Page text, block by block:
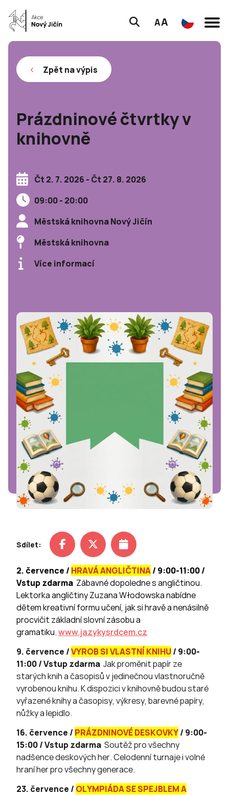
AA
Zpět na výpis
Prázdninové čtvrtky v
knihovně
Čt 2. 7. 2026 - Čt 27. 8. 2026
09:00 - 20:00
Městská knihovna Nový Jičín
Městská knihovna
Více informací
Sdílet:
2. července / HRAVÁ ANGLIČTINA/ 9:00-11:00 /
Vstup zdarma Zábavné dopoledne s angličtinou.
Lektorka angličtiny Zuzana Włodowska nabídne
dětem kreativní formu učení, jak si hravě a nenásilně
procvičit základní slovní zásobu a
gramatiku.www.jazykysrdcem.cz
9. července /VYROB SI VLASTNÍ KNIHU/ 9:00-
11:00 / Vstup zdarma Jak proměnit papír ze
starých knih a časopisů v jedinečnou vlastnoručně
vyrobenou knihu. K dispozici v knihovně budou staré
vyřazené knihy a časopisy, výkresy, barevné papíry,
nůžky a lepidlo.
16. července / PRÁZDNINOVÉ DESKOVKY/ 9:00-
15:00 / Vstup zdarma Soutěž pro všechny
nadšence deskových her. Celodenní turnaje i volné
hraní her pro všechny generace.
23. července / OLYMPIÁDA SE SPEJBLEM A